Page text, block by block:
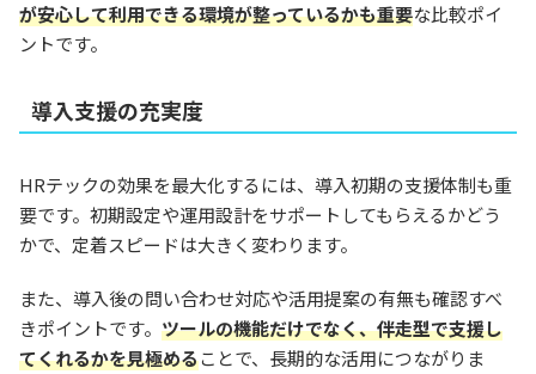
が安心して利用できる環境が整っているかも重要な比較ポイ
ントです。
導入支援の充実度
HRテックの効果を最大化するには、導入初期の支援体制も重
要です。初期設定や運用設計をサポートしてもらえるかどう
かで、定着スピードは大きく変わります。
また、導入後の問い合わせ対応や活用提案の有無も確認すべ
きポイントです。 ツールの機能だけでなく、伴走型で支援し
てくれるかを見極めることで、長期的な活用につながりま